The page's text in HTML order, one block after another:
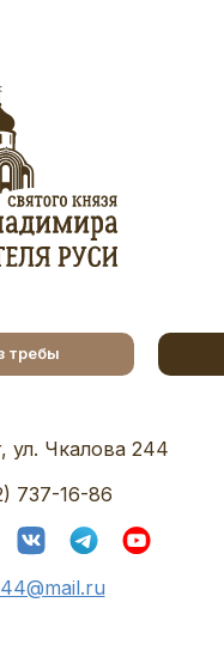
требы
ул. Чкалова 244
737-16-86